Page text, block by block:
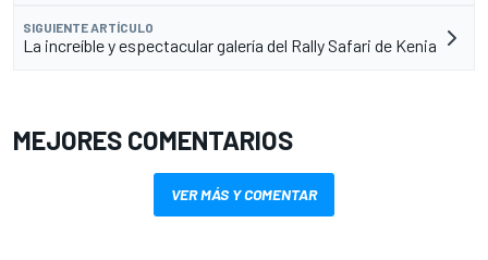
SIGUIENTE ARTÍCULO
La increíble y espectacular galería del Rally Safari de Kenia
MEJORES COMENTARIOS
VER MÁS Y COMENTAR